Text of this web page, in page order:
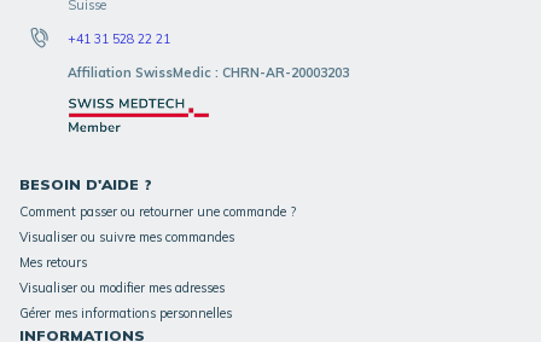
Suisse
+41 31 528 22 21
Affiliation SwissMedic : CHRN-AR-20003203
BESOIN D'AIDE ?
Comment passer ou retourner une commande ?
Visualiser ou suivre mes commandes
Mes retours
Visualiser ou modifier mes adresses
Gérer mes informations personnelles
INFORMATIONS